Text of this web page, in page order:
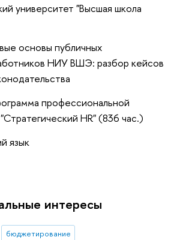
университет "Высшая школа
основы публичных
НИУ ВШЭ: разбор кейсов
профессиональной
HR" (836 час.)
язык
интересы
бюджетирование